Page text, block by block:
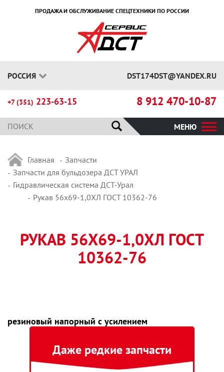
ПРОДАЖА И ОБСЛУЖИВАНИЕ СПЕЦТЕХНИКИ ПО РОССИИ
РОССИЯ DST174DST@YANDEX.RU
+7 (351) 223-63-15 8 912 470-10-87
МЕНЮ
Главная
Запчасти
Запчасти для бульдозера ДСТ УРАЛ
Гидравлическая система ДСТ-Урал
Рукав 56х69-1,0ХЛ ГОСТ 10362-76
РУКАВ 56Х69-1,0ХЛ ГОСТ
10362-76
резиновый напорный с усилением
Даже редкие запчасти